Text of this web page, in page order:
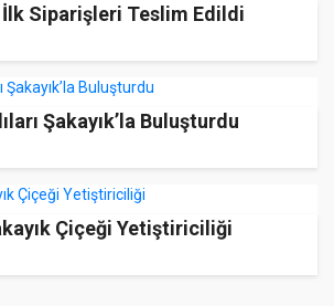
İlk Siparişleri Teslim Edildi
Şakayık’la Buluşturdu
Çiçeği Yetiştiriciliği